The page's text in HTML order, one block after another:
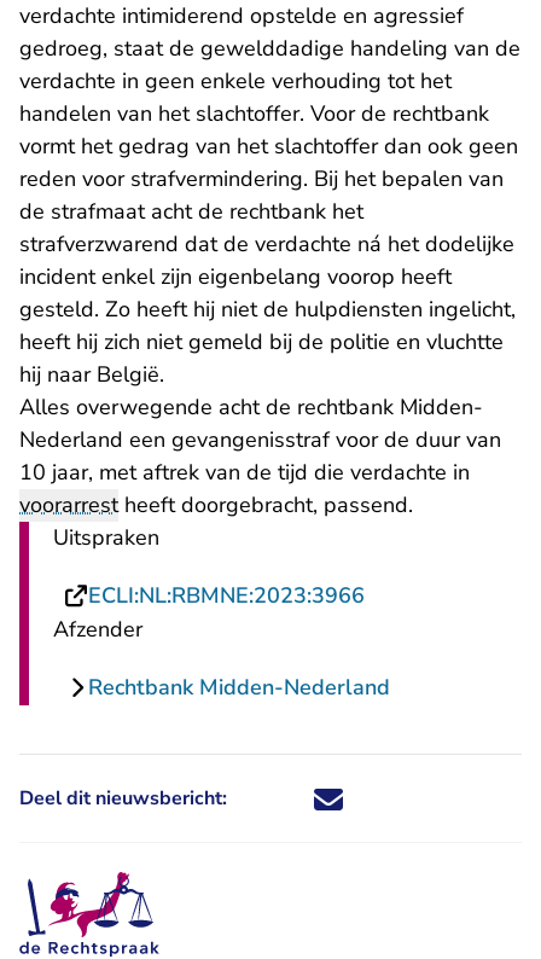
verdachte intimiderend opstelde en agressief
gedroeg, staat de gewelddadige handeling van de
verdachte in geen enkele verhouding tot het
handelen van het slachtoffer. Voor de rechtbank
vormt het gedrag van het slachtoffer dan ook geen
reden voor strafvermindering. Bij het bepalen van
de strafmaat acht de rechtbank het
strafverzwarend dat de verdachte ná het dodelijke
incident enkel zijn eigenbelang voorop heeft
gesteld. Zo heeft hij niet de hulpdiensten ingelicht,
heeft hij zich niet gemeld bij de politie en vluchtte
hij naar België.
Alles overwegende acht de rechtbank Midden-
Nederland een gevangenisstraf voor de duur van
10 jaar, met aftrek van de tijd die verdachte in
voorarrestheeft doorgebracht, passend.
Uitspraken
ECLI:NL:RBMNE:2023:3966
Afzender
Rechtbank Midden-Nederland
Deel dit nieuwsbericht: Deel dit nieuwsbericht via X -
Deel dit nieuwsbericht via
Deel dit nieuwsbericht
Deel dit